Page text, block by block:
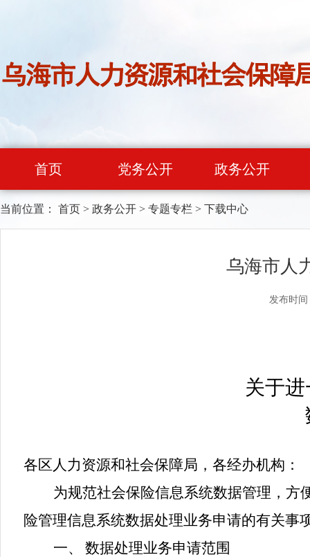
首页 党务公开 政务公开
当前位置： 首页 > 政务公开 > 专题专栏 > 下载中心
乌海市人
发布时间
关于
各区人力资源和社会保障局，各经办机构：
为规范社会保险信息系统数据管理，方
险管理信息系统数据处理业务申请的有关事
一、
数据处理业务申请范围